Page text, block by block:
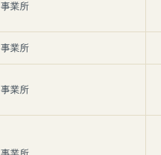
事業所
事業所
事業所